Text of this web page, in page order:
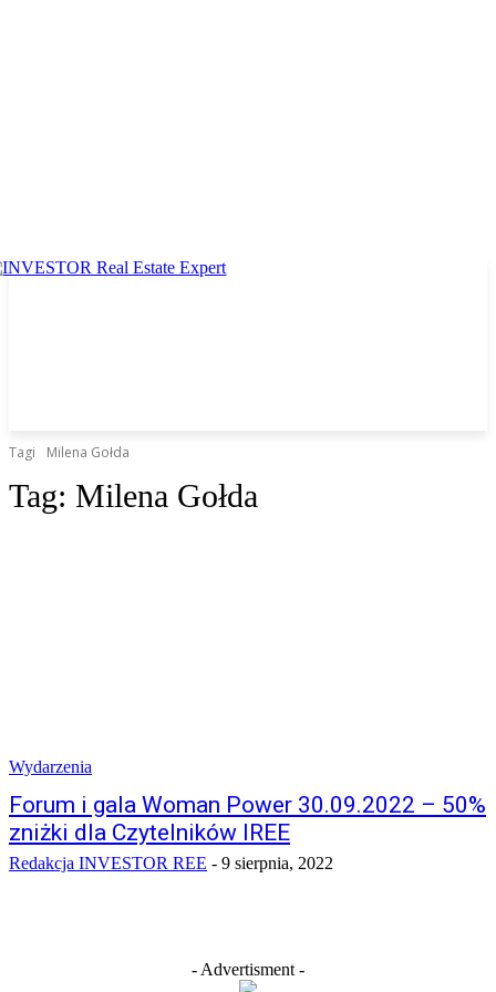
Tagi Milena Gołda
Tag: Milena Gołda
Wydarzenia
Forum i gala Woman Power 30.09.2022 – 50%
zniżki dla Czytelników IREE
Redakcja INVESTOR REE - 9 sierpnia, 2022
- Advertisment -